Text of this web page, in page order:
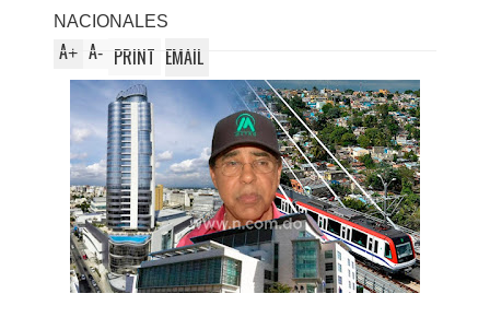
NACIONALES
A+ A- PRINT EMAIL